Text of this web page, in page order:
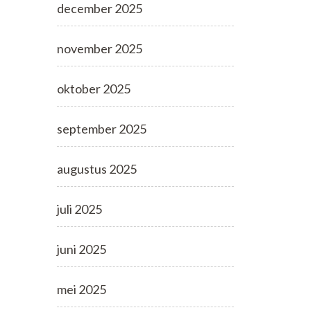
december 2025
november 2025
oktober 2025
september 2025
augustus 2025
juli 2025
juni 2025
mei 2025